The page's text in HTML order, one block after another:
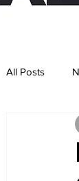
All Posts
Concerti